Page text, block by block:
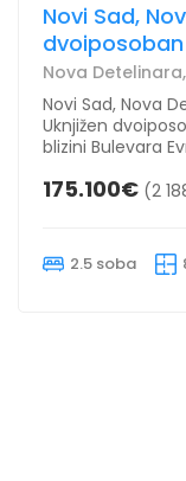
Novi Sad,
dvoiposoban
Nova
Novi Sad, Nova
Uknjižen
blizini Bulevara
175.100€ (2
2.5 soba